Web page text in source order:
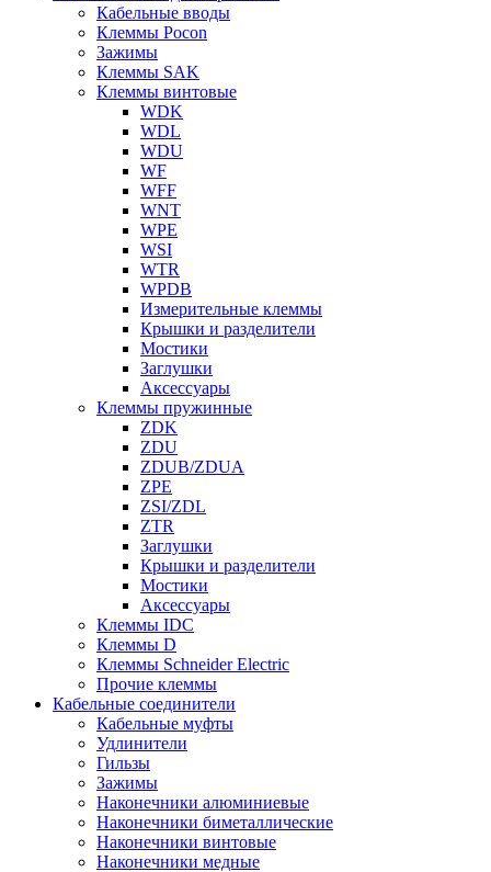
Кабельные вводы
Клеммы Pocon
Зажимы
Клеммы SAK
Клеммы винтовые
WDK
WDL
WDU
WF
WFF
WNT
WPE
WSI
WTR
WPDB
Измерительные клеммы
Крышки и разделители
Мостики
Заглушки
Аксессуары
Клеммы пружинные
ZDK
ZDU
ZDUB/ZDUA
ZPE
ZSI/ZDL
ZTR
Заглушки
Крышки и разделители
Мостики
Аксессуары
Клеммы IDC
Клеммы D
Клеммы Schneider Electric
Прочие клеммы
Кабельные соединители
Кабельные муфты
Удлинители
Гильзы
Зажимы
Наконечники алюминиевые
Наконечники биметаллические
Наконечники винтовые
Наконечники медные